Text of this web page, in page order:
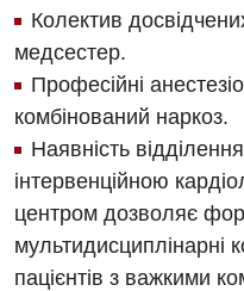
Рентгенографія
УЗД
Для дорослих
Акушерство і
Алергологія, імунологія
Андрологія
Ендоскопічне відділення
Онкологічне
Офтальмологічне
Педіатричне відділення
Терапевтичне
Травматологічне
Українська
Російська
Колектив
медсестер.
Професійні
комбінований наркоз.
Наявність
інтервенційною
центром дозволяє
мультидисциплінарні
пацієнтів з важкими